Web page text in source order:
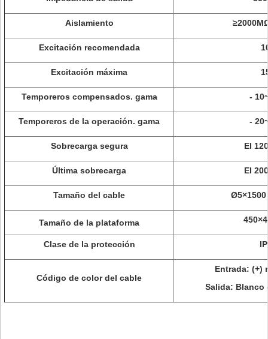
Aislamiento
Excitación recomendada
Excitación máxima
Temporeros compensados. gama -
Temporeros de la operación. gama -
Sobrecarga segura El
Última sobrecarga El
Tamaño del cable
Tamaño de la plataforma
Clase de la protección
Código de color del cable
Entrada: (+)
Salida: Blanco